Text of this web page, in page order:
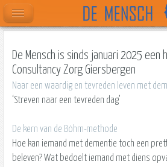
De Mensch is sinds januari 2025 een
Consultancy Zorg Giersbergen
Naar een waardig en tevreden leven met
‘Streven naar een tevreden dag’
De kern van de Böhm-methode
Hoe kan iemand met dementie toch een
beleven? Wat bedoelt iemand met diens